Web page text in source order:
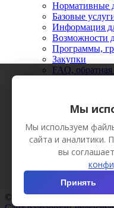
Нормативные
Базовые
Информация
Возможности
Программы,
Закупки
FAQ, обратная
Видео
Вестник
Сотрудничество
Пресс-кит
© АО «Технополис
Мы
Мы используем
сайта и аналитики.
вы
Принять